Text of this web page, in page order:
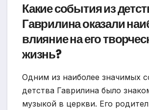
Какие события из
Гаврилина оказали
влияние на его
жизнь?
Одним из наиболее значимых
детства Гаврилина было
музыкой в церкви. Его